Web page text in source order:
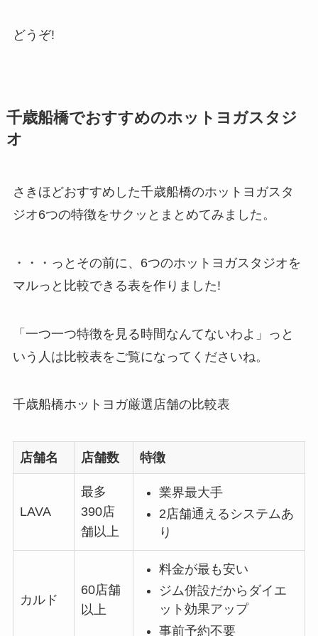
どうぞ!
千歳船橋でおすすめのホットヨガスタジ
オ
さきほどおすすめした千歳船橋のホットヨガスタ
ジオ6つの特徴をサクッとまとめてみました。
・・・っとその前に、6つのホットヨガスタジオを
マルっと比較できる表を作りました!
「一つ一つ特徴を見る時間なんてないわよ」っと
いう人は比較表をご覧になってくださいね。
千歳船橋ホットヨガ厳選店舗の比較表
店舗名 店舗数 特徴
LAVA
最多
390店
舗以上
業界最大手
2店舗通えるシステムあ
り
カルド
60店舗
以上
料金が最も安い
ジム併設だからダイエ
ット効果アップ
事前予約不要